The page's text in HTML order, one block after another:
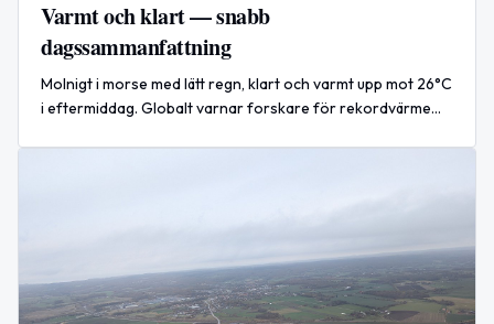
Varmt och klart — snabb
dagssammanfattning
Molnigt i morse med lätt regn, klart och varmt upp mot 26°C
i eftermiddag. Globalt varnar forskare för rekordvärme